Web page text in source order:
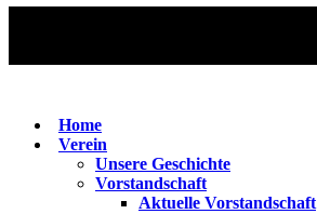
Home
Verein
Unsere Geschichte
Vorstandschaft
Aktuelle Vorstandschaft